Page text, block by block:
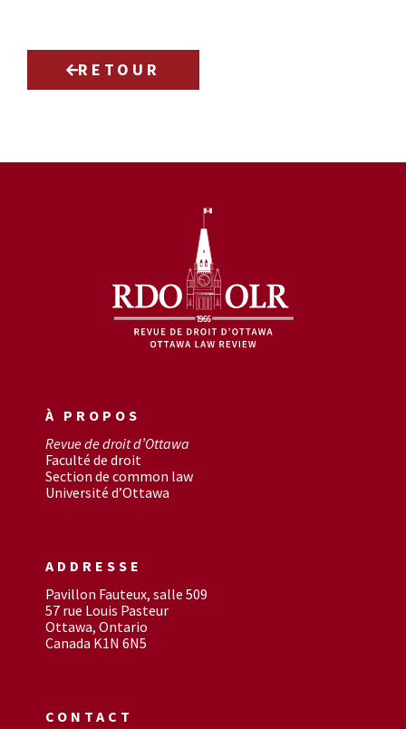
RETOUR
À PROPOS
Revue de droit d’Ottawa
Faculté de droit
Section de common law
Université d’Ottawa
ADDRESSE
Pavillon Fauteux, salle 509
57 rue Louis Pasteur
Ottawa, Ontario
Canada K1N 6N5
CONTACT